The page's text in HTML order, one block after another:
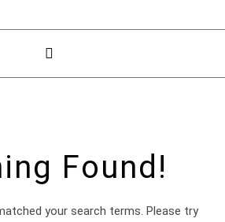
Found!
your search terms. Please try